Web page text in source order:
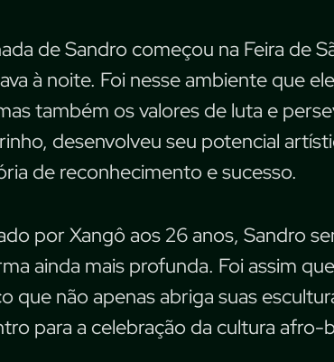
de Sandro começou na Feira de
à noite. Foi nesse ambiente que
também os valores de luta e
desenvolveu seu potencial
de reconhecimento e sucesso.
por Xangô aos 26 anos, Sandro
ainda mais profunda. Foi assim
que não apenas abriga suas
para a celebração da cultura afro-